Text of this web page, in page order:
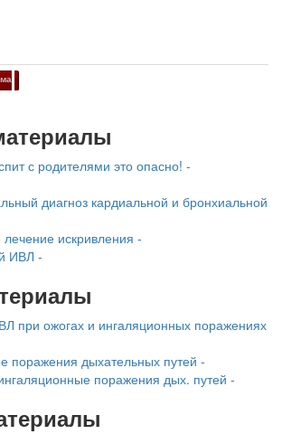
с родителями это опасно! -
диагноз кардиальной и бронхиальной
лечение искривления -
ИВЛ -
при ожогах и ингаляционных поражениях
поражения дыхательных путей -
поражения дых. путей -